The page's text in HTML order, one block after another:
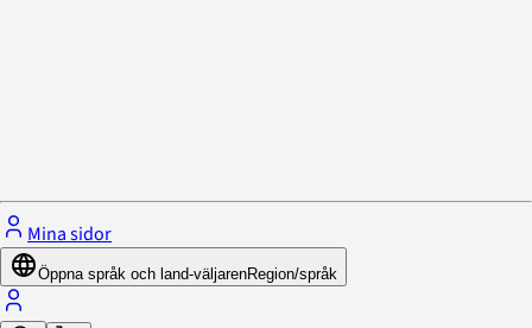
Mina sidor
Öppna språk och land-väljarenRegion/språk